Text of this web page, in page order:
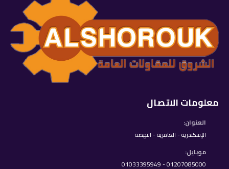
معلومات الاتصال
العنوان:
الإسكندرية - العامرية - النهضة
موبايل:
01207085000 - 01033395949